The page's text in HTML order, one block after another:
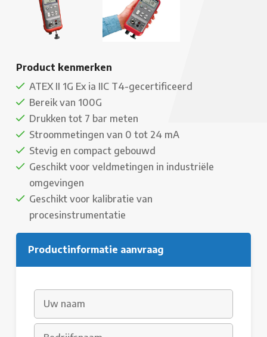
Product kenmerken
ATEX II 1G Ex ia IIC T4-gecertificeerd
Bereik van 100G
Drukken tot 7 bar meten
Stroommetingen van 0 tot 24 mA
Stevig en compact gebouwd
Geschikt voor veldmetingen in industriële
omgevingen
Geschikt voor kalibratie van
procesinstrumentatie
Productinformatie aanvraag